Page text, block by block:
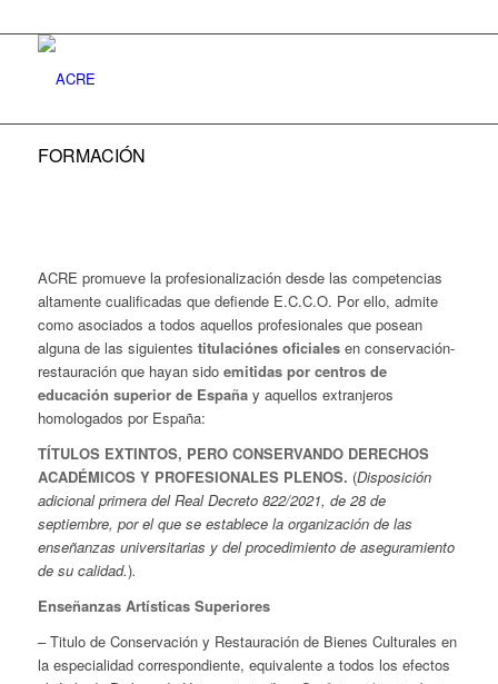
FORMACIÓN
ACRE promueve la profesionalización desde las competencias
altamente cualificadas que defiende E.C.C.O. Por ello, admite
como asociados a todos aquellos profesionales que posean
alguna de las siguientes titulaciónes oficialesen conservación-
restauración que hayan sido emitidas por centros de
educación superior de Españay aquellos extranjeros
homologados por España:
TÍTULOS EXTINTOS, PERO CONSERVANDO DERECHOS
ACADÉMICOS Y PROFESIONALES PLENOS. (Disposición
adicional primera del Real Decreto 822/2021, de 28 de
septiembre, por el que se establece la organización de las
enseñanzas universitarias y del procedimiento de aseguramiento
de su calidad.).
Enseñanzas Artísticas Superiores
– Titulo de Conservación y Restauración de Bienes Culturales en
la especialidad correspondiente, equivalente a todos los efectos